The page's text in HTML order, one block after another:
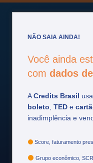
NÃO SAIA AINDA!
Você ainda
com dados
ACredits Brasil
boleto TED e
inadimplência e
Score, faturamento
Grupo econômico,
Fique por
financeiro e tome
Ver mais